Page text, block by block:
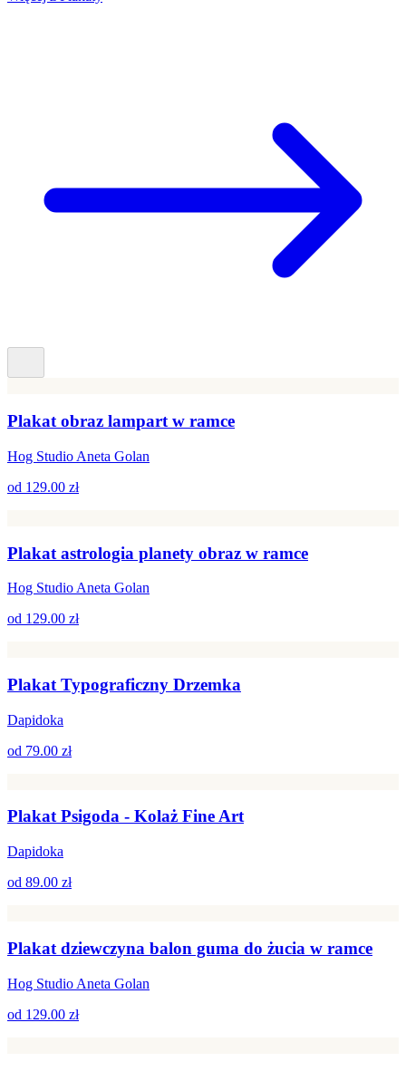
Plakat obraz lampart w ramce
Hog Studio Aneta Golan
od 129.00 zł
Plakat astrologia planety obraz w ramce
Hog Studio Aneta Golan
od 129.00 zł
Plakat Typograficzny Drzemka
Dapidoka
od 79.00 zł
Plakat Psigoda - Kolaż Fine Art
Dapidoka
od 89.00 zł
Plakat dziewczyna balon guma do żucia w ramce
Hog Studio Aneta Golan
od 129.00 zł